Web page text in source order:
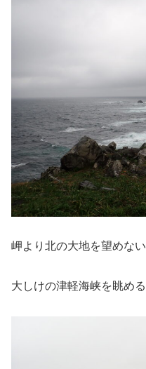
岬より北の大地を望めない
大しけの津軽海峡を眺める